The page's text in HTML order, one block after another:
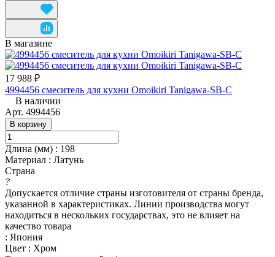
В магазине
17 988 ₽
4994456 смеситель для кухни Omoikiri Tanigawa-SB-C
В наличии
Арт. 4994456
В корзину
Длина (мм) : 198
Материал : Латунь
Страна
?
Допускается отличие страны изготовителя от страны бренда,
указанной в характеристиках. Линии производства могут
находиться в нескольких государствах, это не влияет на
качество товара
: Япония
Цвет : Хром